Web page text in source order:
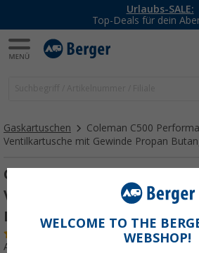
-20% auf
Mit dem
Gaskartuschen
Coleman C500
Ventilkartusche mit Gewinde Propan
Coleman C500 Performance
Ventilkartusche mit
Butangemisch
Art.-Nr.: 480157
WELCOME TO THE
WEBSHOP!